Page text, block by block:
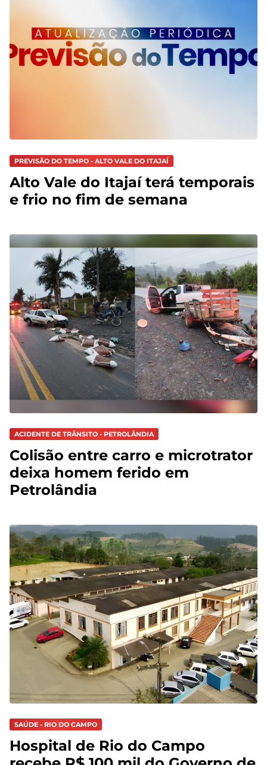
PREVISÃO DO TEMPO - ALTO VALE DO ITAJAÍ
Alto Vale do Itajaí terá temporais
e frio no fim de semana
ACIDENTE DE TRÂNSITO - PETROLÂNDIA
Colisão entre carro e microtrator
deixa homem ferido em
Petrolândia
SAÚDE - RIO DO CAMPO
Hospital de Rio do Campo